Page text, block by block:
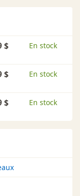
$ En stock
$ En stock
$ En stock